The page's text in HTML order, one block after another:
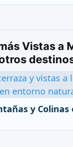
Vistas a
y Colinas